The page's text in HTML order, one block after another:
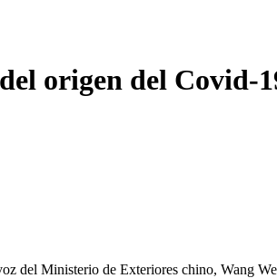
origen del Covid-
del Ministerio de Exteriores chino, Wang